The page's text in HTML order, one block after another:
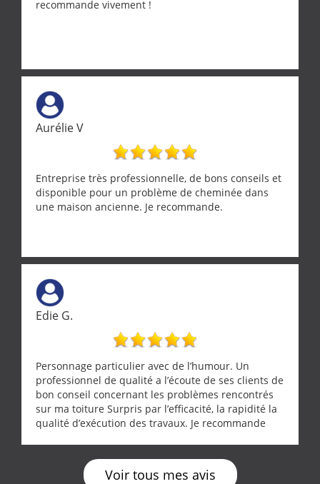
recommande vivement !
Aurélie V
Entreprise très professionnelle, de bons conseils et
disponible pour un problème de cheminée dans
une maison ancienne. Je recommande.
Edie G.
Personnage particulier avec de l’humour. Un
professionnel de qualité a l’écoute de ses clients de
bon conseil concernant les problèmes rencontrés
sur ma toiture Surpris par l’efficacité, la rapidité la
qualité d’exécution des travaux. Je recommande
Voir tous mes avis